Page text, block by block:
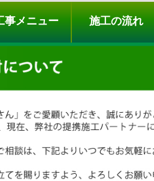
料金プラン 無料点検
事メニュー 施工の流れ